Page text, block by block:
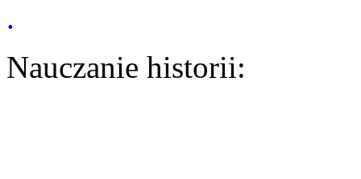
.
Nauczanie historii: